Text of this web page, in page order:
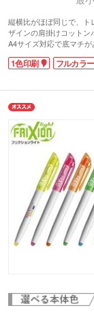
縦横比がほぼ同じで、ト
ザインの肩掛けコットン
A4サイズ対応で底マチ
パクトなのに収納力があ
ンスの生地でかさばりに
バッグとしても重宝しま
で、宣伝効果の高い販促
たり！企業の展示会やオ
スで配布するノベルティ
しょうか。イラストをプ
グッズにもおすすめです。
1色印刷 フルカラ